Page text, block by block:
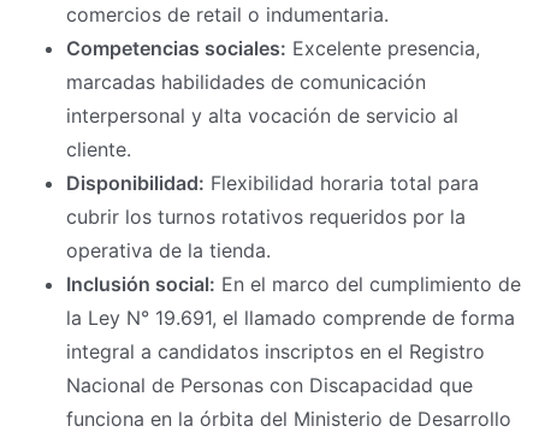
comercios de retail o indumentaria.
Competencias sociales: Excelente presencia,
marcadas habilidades de comunicación
interpersonal y alta vocación de servicio al
cliente.
Disponibilidad: Flexibilidad horaria total para
cubrir los turnos rotativos requeridos por la
operativa de la tienda.
Inclusión social: En el marco del cumplimiento de
la Ley N° 19.691, el llamado comprende de forma
integral a candidatos inscriptos en el Registro
Nacional de Personas con Discapacidad que
funciona en la órbita del Ministerio de Desarrollo